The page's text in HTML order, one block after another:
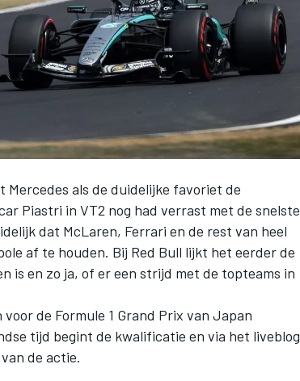
Mercedes als de duidelijke favoriet de
Piastri in VT2 nog had verrast met de snelste
dat McLaren, Ferrari en de rest van heel
af te houden. Bij Red Bull lijkt het eerder de
is en zo ja, of er een strijd met de topteams in
de Formule 1 Grand Prix van Japan
tijd begint de kwalificatie en via het liveblog
de actie.